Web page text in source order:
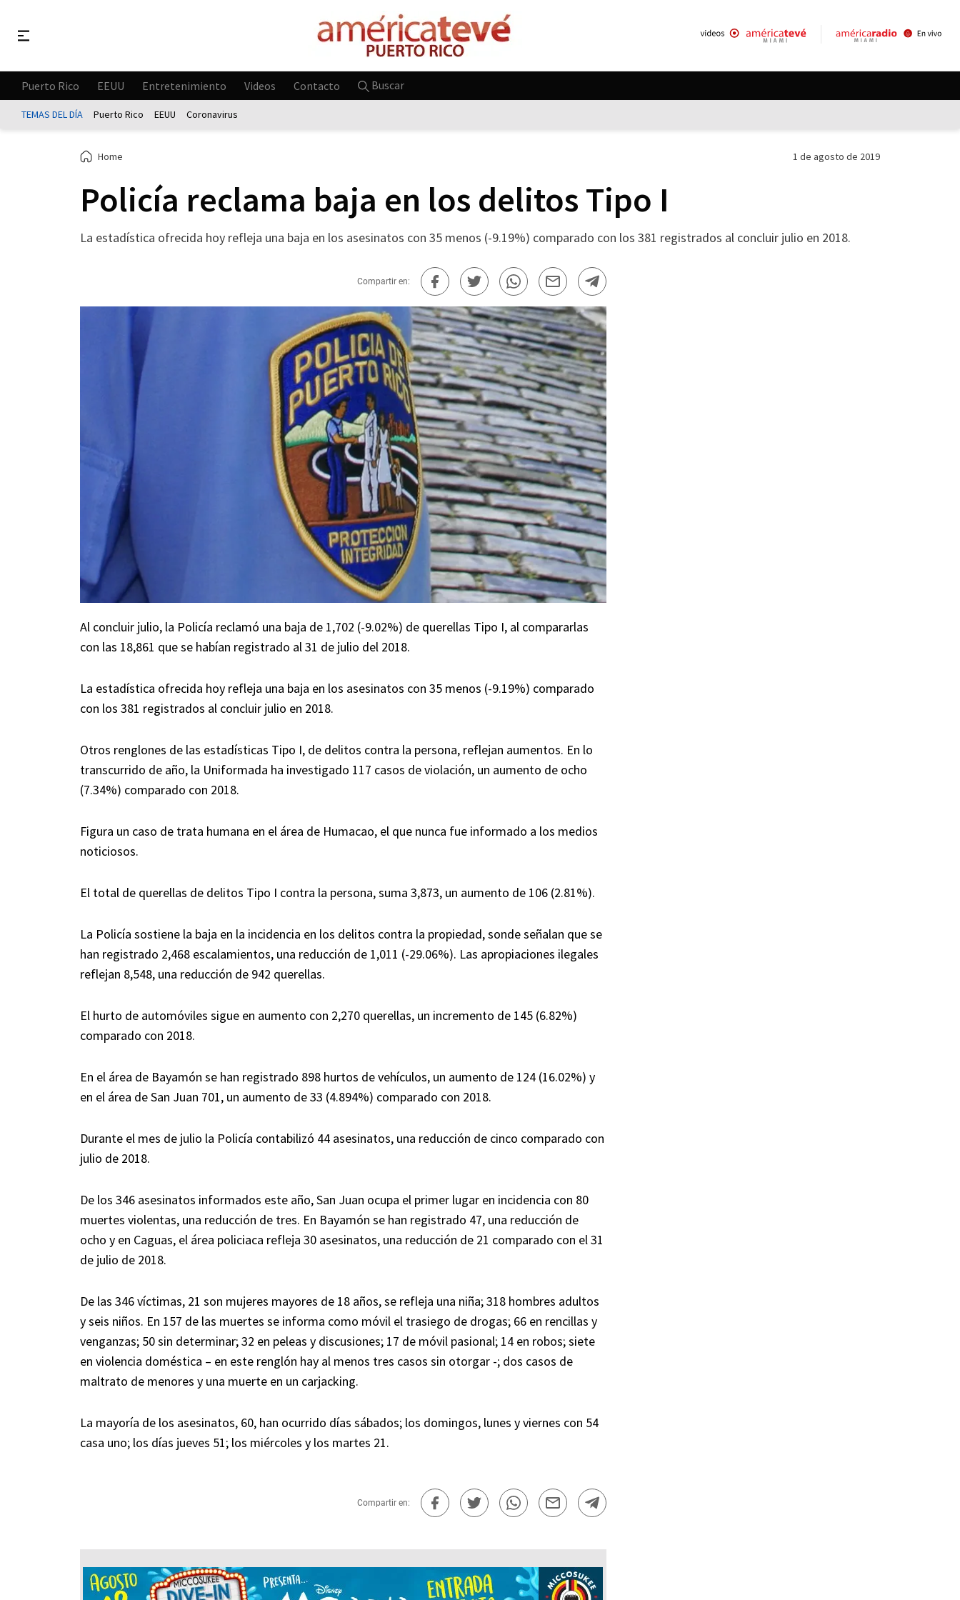
Puerto Rico EEUU Entretenimiento Videos Contacto Buscar
TEMAS DEL DÍA Puerto Rico EEUU Coronavirus
Home 1 de agosto de 2019
Policía reclama baja en los delitos Tipo I
La estadística ofrecida hoy refleja una baja en los asesinatos con 35 menos (-9.19%) comparado con los 381 registrados al concluir julio en 2018.
Compartir en:
Al concluir julio, la Policía reclamó una baja de 1,702 (-9.02%) de querellas Tipo I, al compararlas
con las 18,861 que se habían registrado al 31 de julio del 2018.
La estadística ofrecida hoy refleja una baja en los asesinatos con 35 menos (-9.19%) comparado
con los 381 registrados al concluir julio en 2018.
Otros renglones de las estadísticas Tipo I, de delitos contra la persona, reflejan aumentos. En lo
transcurrido de año, la Uniformada ha investigado 117 casos de violación, un aumento de ocho
(7.34%) comparado con 2018.
Figura un caso de trata humana en el área de Humacao, el que nunca fue informado a los medios
noticiosos.
El total de querellas de delitos Tipo I contra la persona, suma 3,873, un aumento de 106 (2.81%).
La Policía sostiene la baja en la incidencia en los delitos contra la propiedad, sonde señalan que se
han registrado 2,468 escalamientos, una reducción de 1,011 (-29.06%). Las apropiaciones ilegales
reflejan 8,548, una reducción de 942 querellas.
El hurto de automóviles sigue en aumento con 2,270 querellas, un incremento de 145 (6.82%)
comparado con 2018.
En el área de Bayamón se han registrado 898 hurtos de vehículos, un aumento de 124 (16.02%) y
en el área de San Juan 701, un aumento de 33 (4.894%) comparado con 2018.
Durante el mes de julio la Policía contabilizó 44 asesinatos, una reducción de cinco comparado con
julio de 2018.
De los 346 asesinatos informados este año, San Juan ocupa el primer lugar en incidencia con 80
muertes violentas, una reducción de tres. En Bayamón se han registrado 47, una reducción de
ocho y en Caguas, el área policiaca refleja 30 asesinatos, una reducción de 21 comparado con el 31
de julio de 2018.
De las 346 víctimas, 21 son mujeres mayores de 18 años, se refleja una niña; 318 hombres adultos
y seis niños. En 157 de las muertes se informa como móvil el trasiego de drogas; 66 en rencillas y
venganzas; 50 sin determinar; 32 en peleas y discusiones; 17 de móvil pasional; 14 en robos; siete
en violencia doméstica – en este renglón hay al menos tres casos sin otorgar -; dos casos de
maltrato de menores y una muerte en un carjacking.
La mayoría de los asesinatos, 60, han ocurrido días sábados; los domingos, lunes y viernes con 54
casa uno; los días jueves 51; los miércoles y los martes 21.
Compartir en: